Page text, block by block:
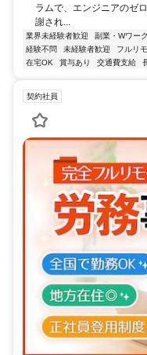
ラムで、エンジニアのゼ
謝され...
業界未経験者歓迎 副業・Wワー
経験不問
未経験者歓迎 フルリ
在宅OK
賞与あり 交通費支給
契約社員